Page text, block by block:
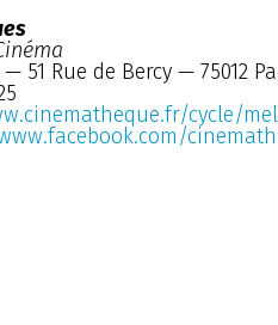
51 Rue de Bercy — 75012
cycle/